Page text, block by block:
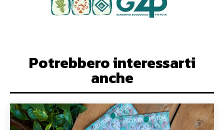
Potrebbero interessarti
anche